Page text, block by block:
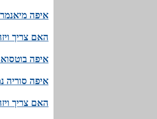
איפה
האם צריך
איפה
איפה סוריה
האם צריך